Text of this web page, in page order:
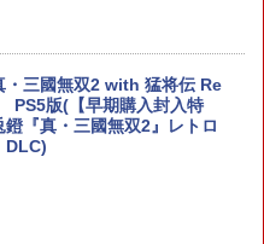
ルズ オブ エターニア リマ
版(【早期購入特典】超
セット)
・三國無双2 with 猛将伝 Re
版(【早期購入封入特
鐙『真・三國無双2』レトロ
DLC)